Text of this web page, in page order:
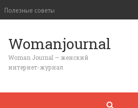
Полезные советы
Womanjournal
Woman Journal — женский
интернет-журнал